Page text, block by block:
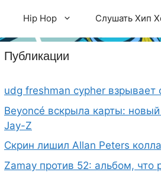
Hip Hop Слушать Хип
Публикации
udg freshman cypher взрывает
Beyoncé вскрыла карты: новый
Jay-Z
Скрин лишил Allan Peters
Zamay против 52: альбом, что